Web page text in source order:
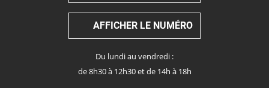
AFFICHER LE NUMÉRO
Du lundi au vendredi :
de 8h30 à 12h30 et de 14h à 18h